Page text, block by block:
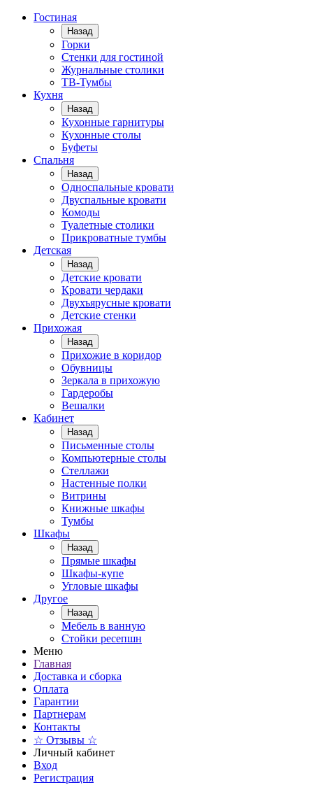
Гостиная
Назад
Горки
Стенки для гостиной
Журнальные столики
TВ-Тумбы
Кухня
Назад
Кухонные гарнитуры
Кухонные столы
Буфеты
Спальня
Назад
Односпальные кровати
Двуспальные кровати
Комоды
Туалетные столики
Прикроватные тумбы
Детская
Назад
Детские кровати
Кровати чердаки
Двухъярусные кровати
Детские стенки
Прихожая
Назад
Прихожие в коридор
Обувницы
Зеркала в прихожую
Гардеробы
Вешалки
Кабинет
Назад
Письменные столы
Компьютерные столы
Стеллажи
Настенные полки
Витрины
Книжные шкафы
Тумбы
Шкафы
Назад
Прямые шкафы
Шкафы-купе
Угловые шкафы
Другое
Назад
Мебель в ванную
Стойки ресепшн
Меню
Главная
Доставка и сборка
Оплата
Гарантии
Партнерам
Контакты
☆ Отзывы ☆
Личный кабинет
Вход
Регистрация